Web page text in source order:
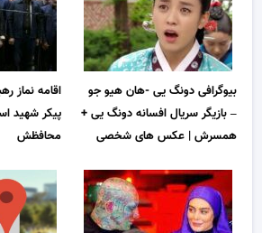
بیوگرافی دونگ یی -هان هیو جو
– بازیگر سریال افسانه دونگ یی +
همسرش | عکس های شخصی
اقامه نماز
پیکر شهید
محافظش